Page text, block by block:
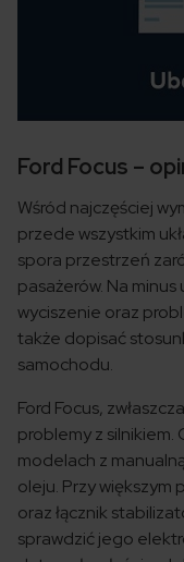
Ford Focus –
Wśród najczęściej
przede wszystkim
spora przestrzeń
pasażerów. Na
wyciszenie oraz
także dopisać
samochodu.
Ford Focus,
problemy z
modelach z
oleju. Przy większym
oraz łącznik
sprawdzić jego